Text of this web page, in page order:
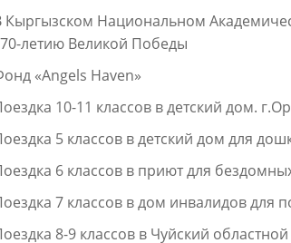
Кыргызском Национальном
летию Великой Победы
«Angels Haven»
10-11 классов в детский дом.
5 классов в детский дом для
6 классов в приют для
7 классов в дом инвалидов для
8-9 классов в Чуйский